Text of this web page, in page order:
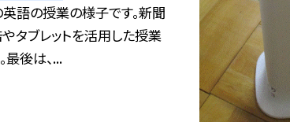
語の授業の様子です。新聞
タブレットを活用した授業
最後は、...